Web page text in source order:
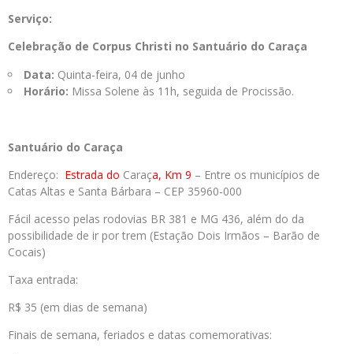
Serviço:
Celebração de Corpus Christi no Santuário do Caraça
Data: Quinta-feira, 04 de junho
Horário: Missa Solene às 11h, seguida de Procissão.
Santuário do Caraça
Endereço: Estrada do Caraça, Km 9 – Entre os municípios de
Catas Altas e Santa Bárbara – CEP 35960-000
Fácil acesso pelas rodovias BR 381 e MG 436, além do da
possibilidade de ir por trem (Estação Dois Irmãos – Barão de
Cocais)
Taxa entrada:
R$ 35 (em dias de semana)
Finais de semana, feriados e datas comemorativas: